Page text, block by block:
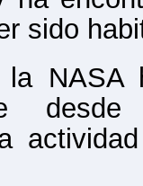
sido
NASA
desde